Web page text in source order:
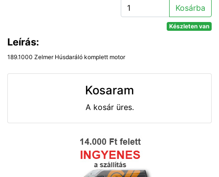
Kosárba
Készleten van
Leírás:
189.1000 Zelmer Húsdaráló komplett motor
Kosaram
A kosár üres.